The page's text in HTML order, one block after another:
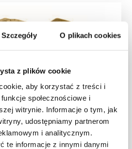
Szczegóły O plikach cookies
z plików cookie
aby korzystać z treści i
społecznościowe i
witrynie. Informacje o tym, jak
udostępniamy partnerom
i analitycznym.
te informacje z innymi danymi